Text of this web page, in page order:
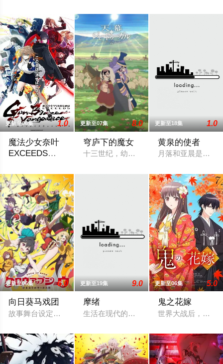
更新至06集 1.0
魔法少女奈叶
EXCEEDS
Vengeance
更新至07集 8.0
穹庐下的魔女
十三世纪，幼小的奴隶希塔拉在伊朗东部
更新至18集 1.0
黄泉的使者
月落和亚晨是一对
更新至06集 6.0
向日葵马戏团
故事舞台设定在昭和30年代左右的日本，正值高度经济成长期
更新至19集 9.0
摩绪
生活在现代的青年——摩绪（MAO）。因"
更新至06集 5.0
鬼之花嫁
世界大战后，一群